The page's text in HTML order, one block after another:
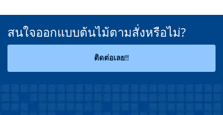
สนใจออกแบบต้นไม้ตามสั่งหรือไม่?
ติดต่อเลย!!